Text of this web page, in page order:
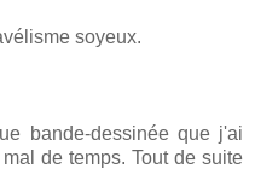
soyeux.
bande-dessinée que j'ai
de temps. Tout de suite